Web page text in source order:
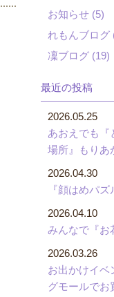
お知らせ (5)
れもんブログ
凜ブログ (19)
最近の投稿
あおえでも『
場所』もりあ
2026.05.25
『顔はめパズ
2026.04.30
みんなで『お
2026.04.10
お出かけイベ
グモールでお
2026.03.26